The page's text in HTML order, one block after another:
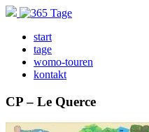
start
tage
womo-touren
kontakt
CP – Le Querce